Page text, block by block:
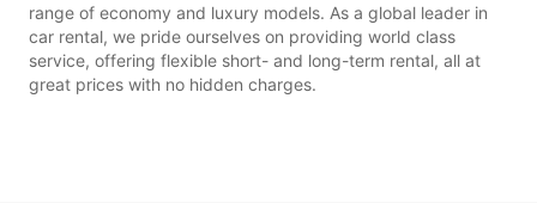
range of economy and luxury models. As a global leader in
car rental, we pride ourselves on providing world class
service, offering flexible short- and long-term rental, all at
great prices with no hidden charges.